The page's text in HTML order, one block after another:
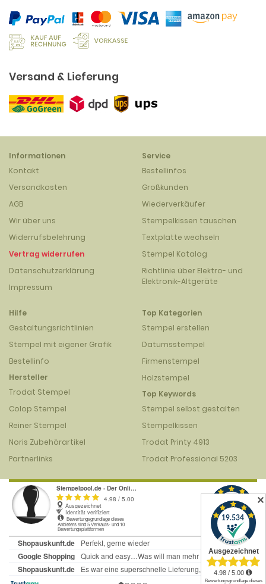
Versand & Lieferung
Informationen
Kontakt
Versandkosten
AGB
Wir über uns
Widerrufsbelehrung
Vertrag widerrufen
Datenschutzerklärung
Impressum
Service
Bestellinfos
Großkunden
Wiederverkäufer
Stempelkissen tauschen
Textplatte wechseln
Stempel Katalog
Richtlinie über Elektro- und
Elektronik-Altgeräte
Hilfe
Gestaltungsrichtlinien
Stempel mit eigener Grafik
Bestellinfo
Hersteller
Trodat Stempel
Colop Stempel
Reiner Stempel
Noris Zubehörartikel
Partnerlinks
Top Kategorien
Stempel erstellen
Datumsstempel
Firmenstempel
Holzstempel
Top Keywords
Stempel selbst gestalten
Stempelkissen
Trodat Printy 4913
Trodat Professional 5203
✕